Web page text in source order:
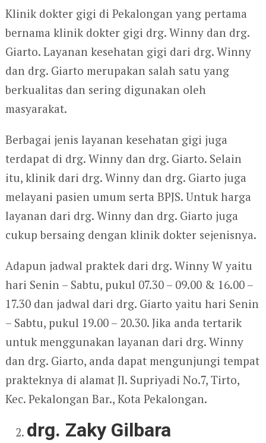
Klinik dokter gigi di Pekalongan yang pertama
bernama klinik dokter gigi drg. Winny dan drg.
Giarto. Layanan kesehatan gigi dari drg. Winny
dan drg. Giarto merupakan salah satu yang
berkualitas dan sering digunakan oleh
masyarakat.
Berbagai jenis layanan kesehatan gigi juga
terdapat di drg. Winny dan drg. Giarto. Selain
itu, klinik dari drg. Winny dan drg. Giarto juga
melayani pasien umum serta BPJS. Untuk harga
layanan dari drg. Winny dan drg. Giarto juga
cukup bersaing dengan klinik dokter sejenisnya.
Adapun jadwal praktek dari drg. Winny W yaitu
hari Senin – Sabtu, pukul 07.30 – 09.00 & 16.00 –
17.30 dan jadwal dari drg. Giarto yaitu hari Senin
– Sabtu, pukul 19.00 – 20.30. Jika anda tertarik
untuk menggunakan layanan dari drg. Winny
dan drg. Giarto, anda dapat mengunjungi tempat
prakteknya di alamat Jl. Supriyadi No.7, Tirto,
Kec. Pekalongan Bar., Kota Pekalongan.
drg. Zaky Gilbara